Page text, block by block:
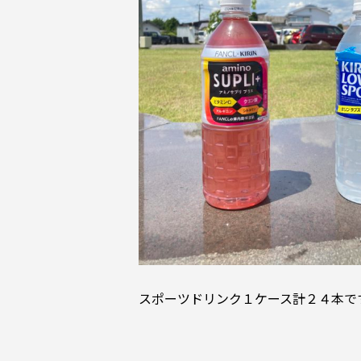
スポーツドリンク１ケース計２４本